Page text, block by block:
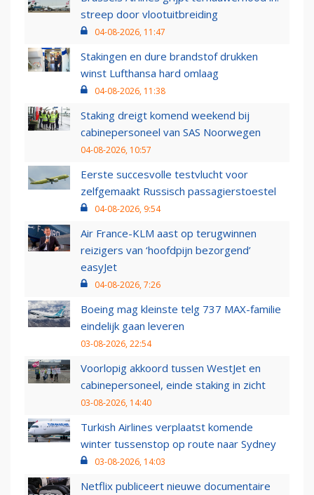
streep door vlootuitbreiding
04-08-2026, 11:47
Stakingen en dure brandstof drukken
winst Lufthansa hard omlaag
04-08-2026, 11:38
Staking dreigt komend weekend bij
cabinepersoneel van SAS Noorwegen
04-08-2026, 10:57
Eerste succesvolle testvlucht voor
zelfgemaakt Russisch passagierstoestel
04-08-2026, 9:54
Air France-KLM aast op terugwinnen
reizigers van ‘hoofdpijn bezorgend’
easyJet
04-08-2026, 7:26
Boeing mag kleinste telg 737 MAX-familie
eindelijk gaan leveren
03-08-2026, 22:54
Voorlopig akkoord tussen WestJet en
cabinepersoneel, einde staking in zicht
03-08-2026, 14:40
Turkish Airlines verplaatst komende
winter tussenstop op route naar Sydney
03-08-2026, 14:03
Netflix publiceert nieuwe documentaire